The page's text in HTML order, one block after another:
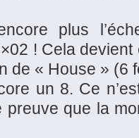
plus
! Cela
de « House » (6
un 8. Ce
preuve que la